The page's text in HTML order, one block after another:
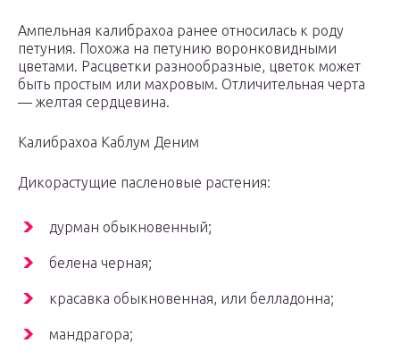
Ампельная калибрахоа ранее относилась к роду
петуния. Похожа на петунию воронковидными
цветами. Расцветки разнообразные, цветок может
быть простым или махровым. Отличительная черта
— желтая сердцевина.
Калибрахоа Каблум Деним
Дикорастущие пасленовые растения:
дурман обыкновенный;
белена черная;
красавка обыкновенная, или белладонна;
мандрагора;